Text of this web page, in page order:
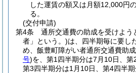
した運賃の額又は月額12,000円
る。
(交付申請)
第4条
通所交通費の助成を受けよう
者」という。)は、四半期毎に要し
め、飯豊町障がい者通所交通費助
号)を、第1四半期分は7月10日、第
第3四半期分は1月10日、第4四半